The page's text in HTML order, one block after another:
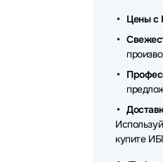
Цены с
купите